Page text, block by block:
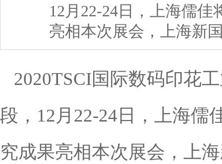
12月22-24日，上海儒
亮相本次展会，上海新
2020TSCI国际数码印花
段，12月22-24日，上海儒
究成果亮相本次展会，上